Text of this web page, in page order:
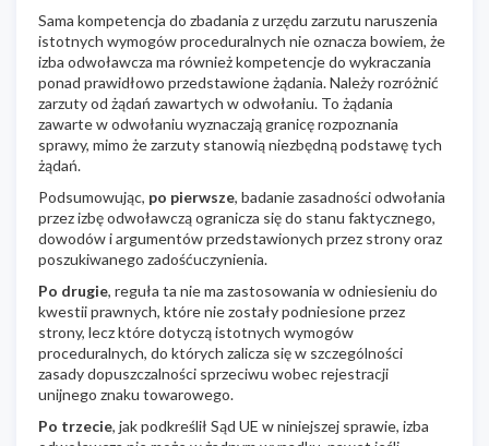
Sama kompetencja do zbadania z urzędu zarzutu naruszenia
istotnych wymogów proceduralnych nie oznacza bowiem, że
izba odwoławcza ma również kompetencje do wykraczania
ponad prawidłowo przedstawione żądania. Należy rozróżnić
zarzuty od żądań zawartych w odwołaniu. To żądania
zawarte w odwołaniu wyznaczają granicę rozpoznania
sprawy, mimo że zarzuty stanowią niezbędną podstawę tych
żądań.
Podsumowując, po pierwsze, badanie zasadności odwołania
przez izbę odwoławczą ogranicza się do stanu faktycznego,
dowodów i argumentów przedstawionych przez strony oraz
poszukiwanego zadośćuczynienia.
Po drugie, reguła ta nie ma zastosowania w odniesieniu do
kwestii prawnych, które nie zostały podniesione przez
strony, lecz które dotyczą istotnych wymogów
proceduralnych, do których zalicza się w szczególności
zasady dopuszczalności sprzeciwu wobec rejestracji
unijnego znaku towarowego.
Po trzecie, jak podkreślił Sąd UE w niniejszej sprawie, izba